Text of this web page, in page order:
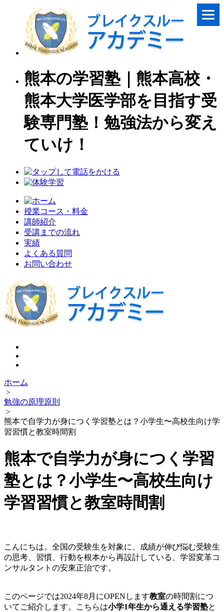
熊本の学習塾｜熊本高校・
熊本大学医学部を目指す受
験専門塾！勉強法から変え
ていけ！
授業コース・料金
講師紹介
受講までの流れ
実績
よくある質問
お問い合わせ
ホーム
>
勉強の原理原則
>
熊本で自学力が身につく学習塾とは？小学生〜高校生向け学
習習慣と教室時間割
熊本で自学力が身につく学習
塾とは？小学生〜高校生向け
学習習慣と教室時間割
こんにちは。全国の受験生を対象に、成績が伸び悩む受験生
の思考、習慣、行動を根本から再設計している、学習変革コ
ンサルタントの安東正治です。
このページでは2024年8月にOPENします教室の時間割につ
いてご紹介します。こちらは小学1年生から通える学習塾と